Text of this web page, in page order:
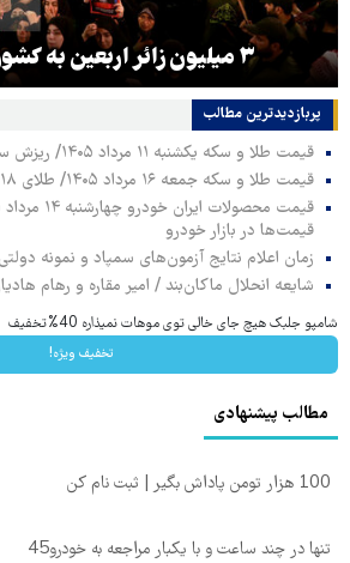
۳ میلیون زائر اربعین به کشور بازگشتند
پربازدیدترین‌ مطالب
قیمت طلا و سکه یکشنبه ۱۱ مرداد ۱۴۰۵/ ریزش سنگین سکه امامی
قیمت طلا و سکه جمعه ۱۶ مرداد ۱۴۰۵/ طلای ۱۸ عیار امروز چند؟
قیمت‌ها در بازار خودرو
زمان اعلام نتایج آزمون‌های سمپاد و نمونه
شایعه انحلال ماکان‌بند / امیر مقاره و رهام
شامپو جلبک هیچ جای خالی توی موهات نمیذاره 40%تخفیف
تخفیف ویژه!
مطالب پیشنهادی
100 هزار تومن پاداش بگیر | ثبت نام کن
تنها در چند ساعت و با یکبار مراجعه به خودرو45